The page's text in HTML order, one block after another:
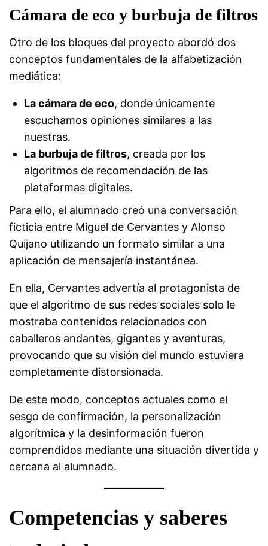
Cámara de eco y burbuja de filtros
Otro de los bloques del proyecto abordó dos
conceptos fundamentales de la alfabetización
mediática:
La cámara de eco, donde únicamente
escuchamos opiniones similares a las
nuestras.
La burbuja de filtros, creada por los
algoritmos de recomendación de las
plataformas digitales.
Para ello, el alumnado creó una conversación
ficticia entre Miguel de Cervantes y Alonso
Quijano utilizando un formato similar a una
aplicación de mensajería instantánea.
En ella, Cervantes advertía al protagonista de
que el algoritmo de sus redes sociales solo le
mostraba contenidos relacionados con
caballeros andantes, gigantes y aventuras,
provocando que su visión del mundo estuviera
completamente distorsionada.
De este modo, conceptos actuales como el
sesgo de confirmación, la personalización
algorítmica y la desinformación fueron
comprendidos mediante una situación divertida y
cercana al alumnado.
Competencias y saberes